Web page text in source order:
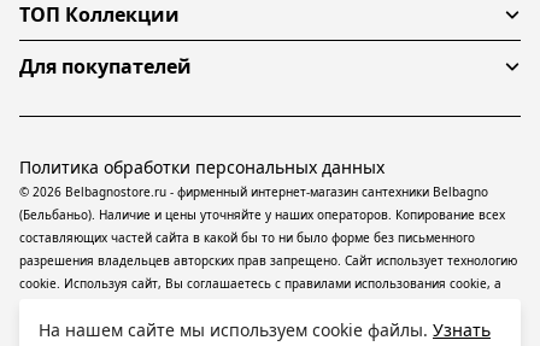
ТОП Коллекции
Для покупателей
© 2026 Belbagnostore.ru - фирменный интернет-магазин сантехники Belbagno
(Бельбаньо). Наличие и цены уточняйте у наших операторов. Копирование всех
составляющих частей сайта в какой бы то ни было форме без письменного
разрешения владельцев авторских прав запрещено. Сайт использует технологию
cookie. Используя сайт, Вы соглашаетесь с правилами использования cookie, а
ресурсе применяютсярекомендательные технологии(информационные
Политика обработки персональных данных
На нашем сайте мы используем cookie файлы. Узнать